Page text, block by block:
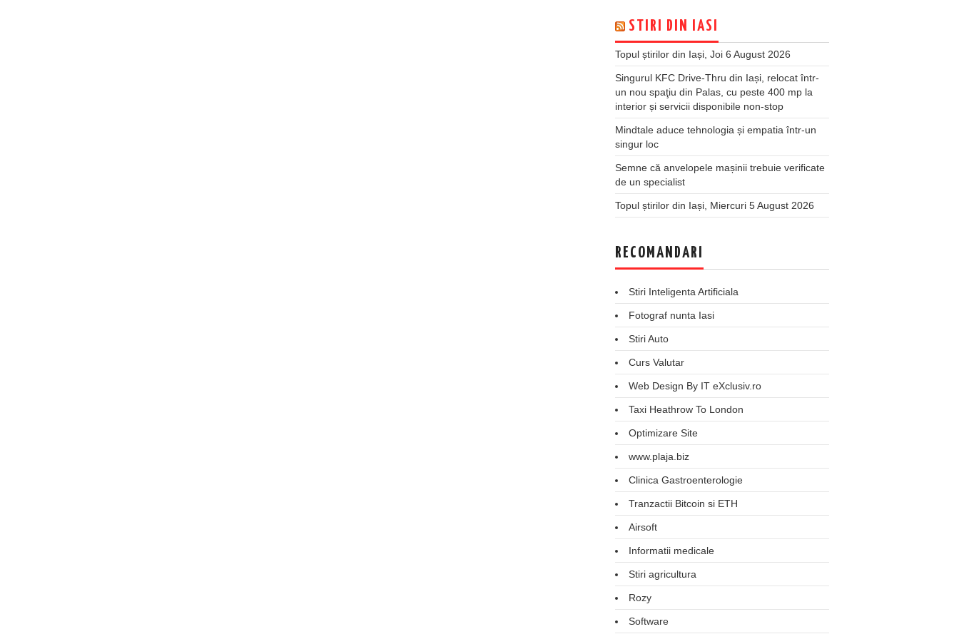
STIRI DIN IASI
Topul știrilor din Iași, Joi 6 August 2026
Singurul KFC Drive-Thru din Iași, relocat într-
un nou spaţiu din Palas, cu peste 400 mp la
interior și servicii disponibile non-stop
Mindtale aduce tehnologia și empatia într-un
singur loc
Semne că anvelopele mașinii trebuie verificate
de un specialist
Topul știrilor din Iași, Miercuri 5 August 2026
RECOMANDARI
Stiri Inteligenta Artificiala
Fotograf nunta Iasi
Stiri Auto
Curs Valutar
Web Design By IT eXclusiv.ro
Taxi Heathrow To London
Optimizare Site
www.plaja.biz
Clinica Gastroenterologie
Tranzactii Bitcoin si ETH
Airsoft
Informatii medicale
Stiri agricultura
Rozy
Software